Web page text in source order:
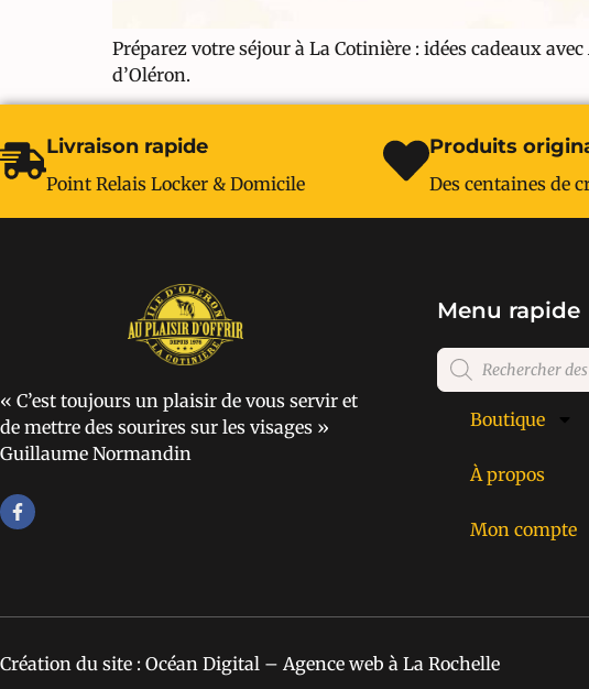
Préparez votre séjour à La Cotinière : idées cadeaux
d’Oléron.
Livraison rapide
Point Relais Locker & Domicile
Produits
Des centaines de
« C’est toujours un plaisir de vous servir et
de mettre des sourires sur les visages »
Guillaume Normandin
Menu rapide
Boutique
À propos
Mon compte
Création du site : Océan Digital – Agence web à La Rochelle